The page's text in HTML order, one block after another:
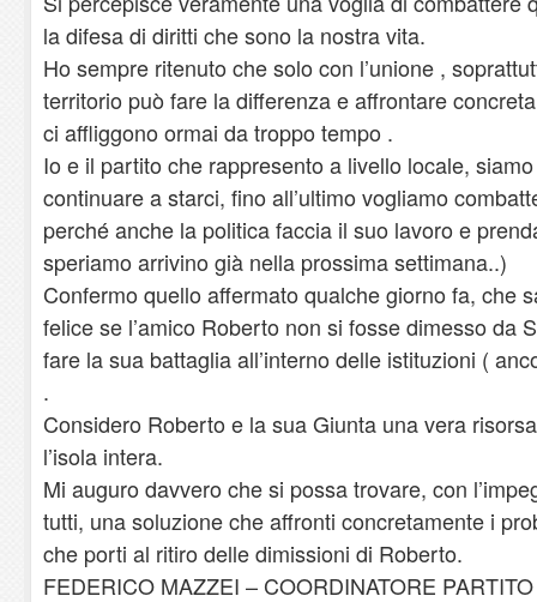
la difesa di diritti che sono la nostra vita.
Ho sempre ritenuto che solo con l’unione ,
territorio può fare la differenza e affrontare
ci affliggono ormai da troppo tempo .
Io e il partito che rappresento a livello locale,
continuare a starci, fino all’ultimo vogliamo
perché anche la politica faccia il suo lavoro e
speriamo arrivino già nella prossima settimana..)
Confermo quello affermato qualche giorno fa, che
felice se l’amico Roberto non si fosse dimesso da
fare la sua battaglia all’interno delle istituzioni (
.
Considero Roberto e la sua Giunta una vera
l’isola intera.
Mi auguro davvero che si possa trovare, con
tutti, una soluzione che affronti concretamente i
che porti al ritiro delle dimissioni di Roberto.
FEDERICO MAZZEI – COORDINATORE